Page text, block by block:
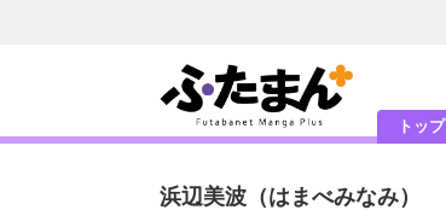
トップ
浜辺美波 （はまべみなみ）